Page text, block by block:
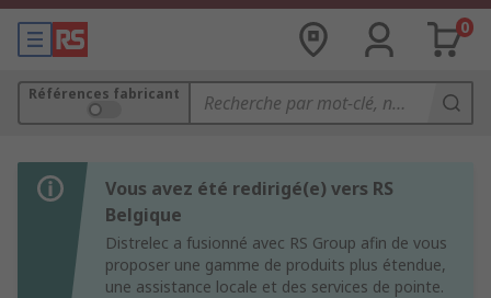
0
Références fabricant
Vous avez été redirigé(e) vers RS
Belgique
Distrelec a fusionné avec RS Group afin de vous
proposer une gamme de produits plus étendue,
une assistance locale et des services de pointe.